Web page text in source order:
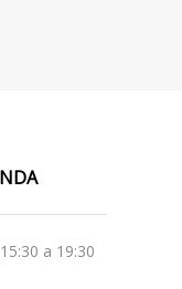
a 19:30